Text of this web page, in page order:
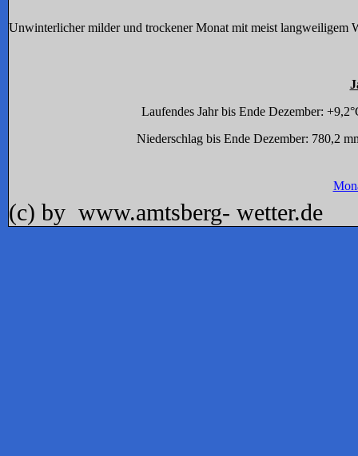
Unwinterlicher milder und trockener Monat mit meist langweiligem
Laufendes Jahr bis Ende Dezember:
Niederschlag bis Ende Dezember: 780,2
(c) by www.amtsberg- wetter.de